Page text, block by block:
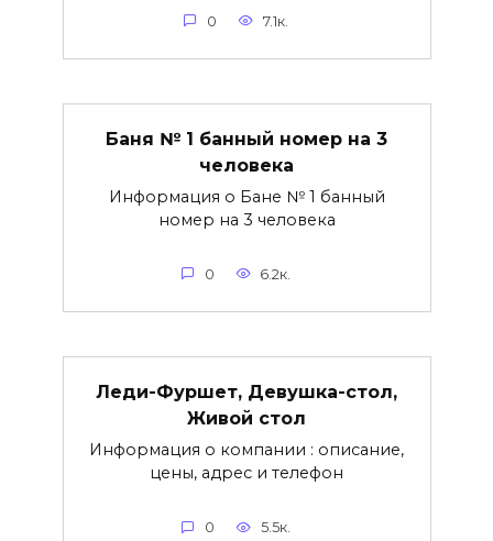
0 7.1к.
Баня № 1 банный номер на 3
человека
Информация о Бане № 1 банный
номер на 3 человека
0 6.2к.
Леди-Фуршет, Девушка-стол,
Живой стол
Информация о компании : описание,
цены, адрес и телефон
0 5.5к.